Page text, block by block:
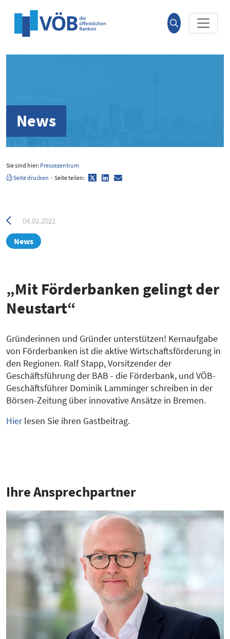
Suche
öffnen
News
Sie sind hier: Pressezentrum
Seite drucken · Seite teilen: TwitterLinkedIn
E-
Mail
Zurück
zur
04.02.2022
News
„Mit Förderbanken gelingt der
Neustart“
Gründerinnen und Gründer unterstützen! Kernaufgabe
von Förderbanken ist die aktive Wirtschaftsförderung in
den Regionen. Ralf Stapp, Vorsitzender der
Geschäftsführung der BAB - die Förderbank, und VÖB-
Geschäftsführer Dominik Lamminger schreiben in der
Börsen-Zeitung über innovative Ansätze in Bremen.
Hierlesen Sie ihren Gastbeitrag.
Ihre Ansprech­partner